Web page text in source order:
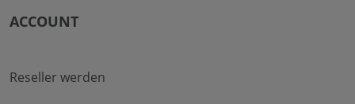
ACCOUNT
Reseller werden